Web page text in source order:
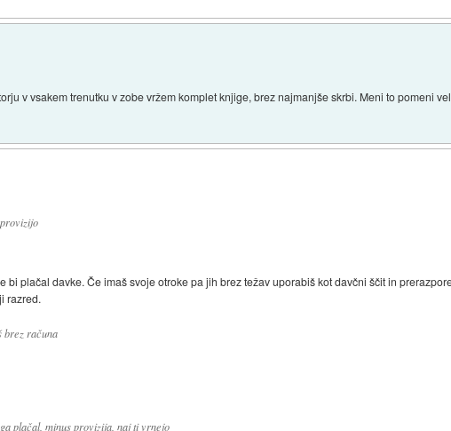
v vsakem trenutku v zobe vržem komplet knjige, brez najmanjše skrbi. Meni to pomeni
bi plačal davke. Če imaš svoje otroke pa jih brez težav uporabiš kot davčni ščit in
razred.
brez računa
plačal, minus provizija, naj ti vrnejo